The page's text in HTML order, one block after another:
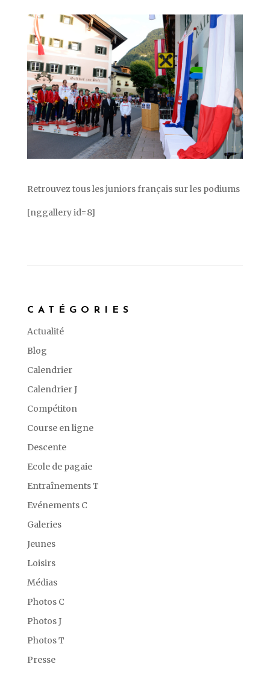
Retrouvez tous les juniors français sur les podiums
[nggallery id=8]
CATÉGORIES
Actualité
Blog
Calendrier
Calendrier J
Compétiton
Course en ligne
Descente
Ecole de pagaie
Entraînements T
Evénements C
Galeries
Jeunes
Loisirs
Médias
Photos C
Photos J
Photos T
Presse